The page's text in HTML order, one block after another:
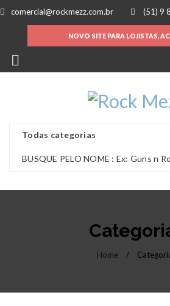
comercial@rockmezz.com.br (51) 9
NOVO SITE PARA LOJISTAS,
Home /